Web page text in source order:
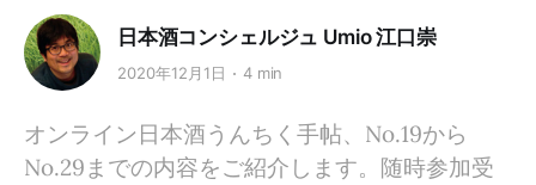
日本酒コンシェルジュ Umio 江口崇
2020年12月1日 4 min
オンライン日本酒うんちく手帖、No.19から
No.29までの内容をご紹介します。随時参加受